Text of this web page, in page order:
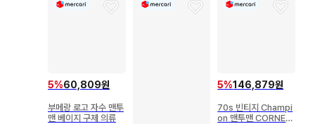
5%60,809원
부메랑 로고 자수 맨투
맨 베이지 구제 의류
5%146,879원
70s 빈티지 Champi
on 맨투맨 CORNEL